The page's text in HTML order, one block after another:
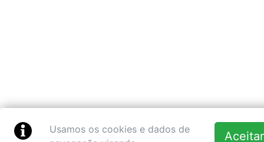
Usamos os cookies e dados de
Aceitar